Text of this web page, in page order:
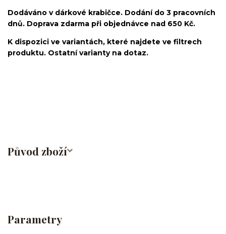
Dodáváno v dárkové krabičce. Dodání do 3 pracovních
dnů. Doprava zdarma při objednávce nad 650 Kč.
K dispozici ve variantách, které najdete ve filtrech
produktu. Ostatní varianty na dotaz.
Původ zboží
Parametry